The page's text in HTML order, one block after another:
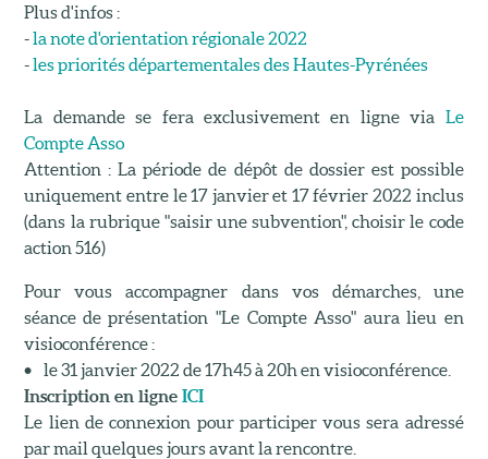
Plus d'infos :
-la note d'orientation régionale 2022
-les priorités départementales des Hautes-Pyrénées
La demande se fera exclusivement en ligne via Le
Compte Asso
Attention : La période de dépôt de dossier est possible
uniquement entre le 17 janvier et 17 février 2022 inclus
(dans la rubrique "saisir une subvention", choisir le code
action 516)
Pour vous accompagner dans vos démarches, une
séance de présentation "Le Compte Asso" aura lieu en
visioconférence :
• le 31 janvier 2022 de 17h45 à 20h en visioconférence.
Inscription en ligneICI
Le lien de connexion pour participer vous sera adressé
par mail quelques jours avant la rencontre.